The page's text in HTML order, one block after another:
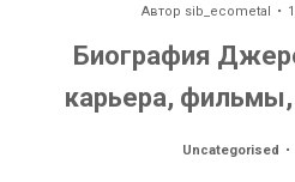
Автор sib_ecometal
Биография
карьера,
Uncategorised